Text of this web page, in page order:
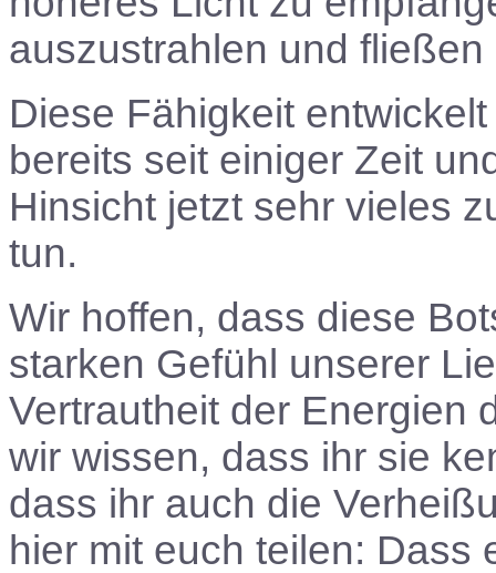
auszustrahlen und
Diese Fähigkeit
bereits seit einiger Zeit
Hinsicht jetzt sehr vieles
tun.
Wir hoffen, dass diese
starken Gefühl unserer
Vertrautheit der Energien
wir wissen, dass ihr sie
dass ihr auch die
hier mit euch teilen: Dass